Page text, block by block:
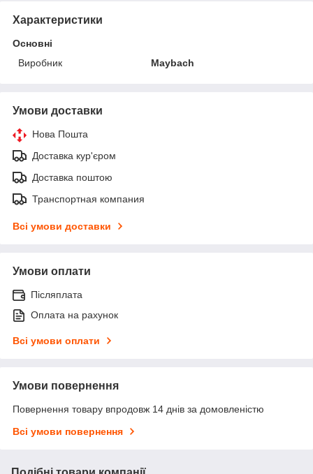
Характеристики
Основні
Виробник
Maybach
Умови доставки
Нова Пошта
Доставка кур'єром
Доставка поштою
Транспортная компания
Всі умови доставки
Умови оплати
Післяплата
Оплата на рахунок
Всі умови оплати
Умови повернення
Повернення товару впродовж 14 днів за домовленістю
Всі умови повернення